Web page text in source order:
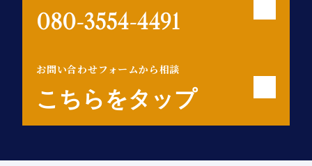
080-3554-4491
お問い合わせフォームから相談
こちらをタップ